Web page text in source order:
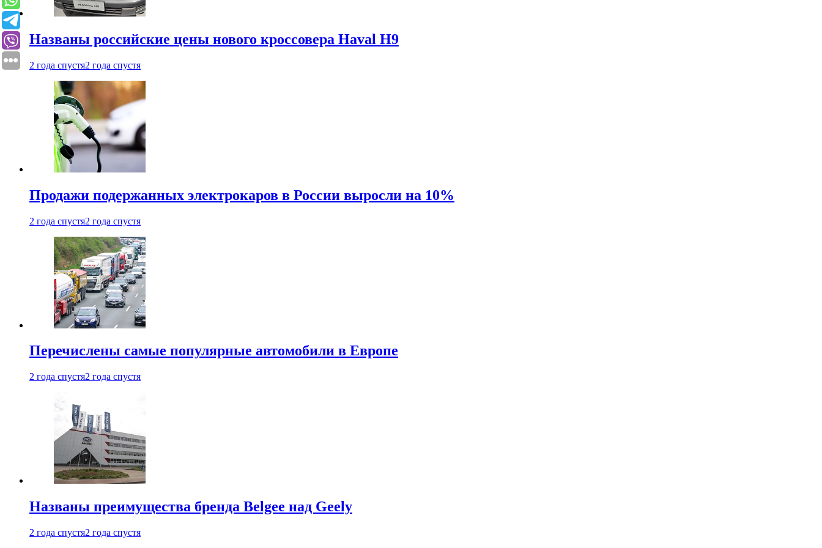
Названы российские цены нового кроссовера Haval H9
2 года спустя2 года спустя
Продажи подержанных электрокаров в России выросли на 10%
2 года спустя2 года спустя
Перечислены самые популярные автомобили в Европе
2 года спустя2 года спустя
Названы преимущества бренда Belgee над Geely
2 года спустя2 года спустя